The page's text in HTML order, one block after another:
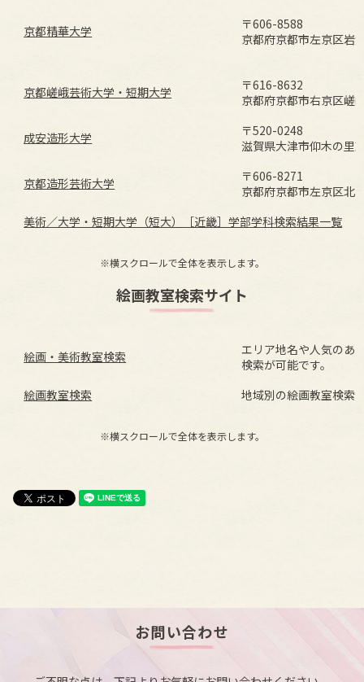
京都精華大学
〒606-8588
京都府京都市左京区岩
京都嵯峨芸術大学・短期大学
〒616-8632
京都府京都市右京区嵯
成安造形大学
〒520-0248
滋賀県大津市仰木の里
京都造形芸術大学
〒606-8271
京都府京都市左京区北
美術／大学・短期大学（短大）［近畿］学部学科検索結果一覧
※横スクロールで全体を表示します。
絵画教室検索サイト
絵画・美術教室検索
エリア地名や人気のあ
検索が可能です。
絵画教室検索
地域別の絵画教室検索
※横スクロールで全体を表示します。
お問い合わせ